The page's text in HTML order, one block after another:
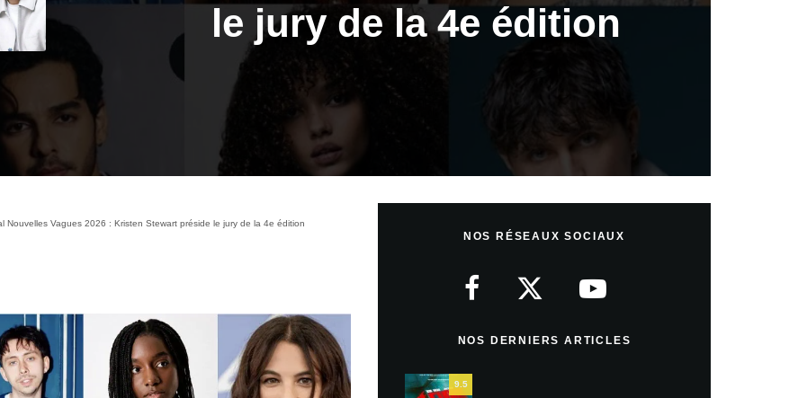
le jury de la 4e édition
Nouvelles Vagues 2026 : Kristen Stewart préside le jury de la 4e édition
NOS RÉSEAUX SOCIAUX
NOS DERNIERS ARTICLES
9.5